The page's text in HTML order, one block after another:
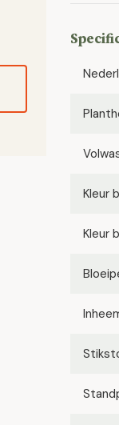
Kleur
Kleur